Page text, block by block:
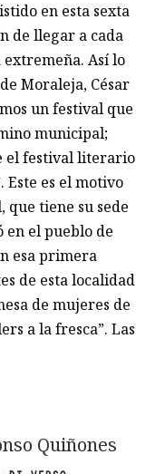
en esta sexta
de llegar a cada
Así lo
Moraleja, César
un festival que
municipal;
el festival literario
Este es el motivo
tiene su sede
en el pueblo de
esa primera
de esta localidad
de mujeres de
a la fresca”. Las
Quiñones